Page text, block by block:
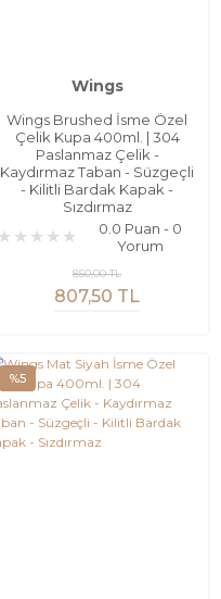
Wings
Wings Brushed İsme Özel
Çelik Kupa 400ml. | 304
Paslanmaz Çelik -
Kaydırmaz Taban - Süzgeçli
- Kilitli Bardak Kapak -
Sızdırmaz
0.0 Puan - 0
Yorum
807,50 TL
850,00 TL
%5